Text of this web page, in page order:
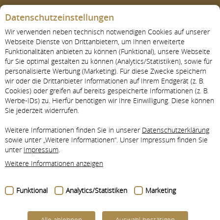
AKTUELL
Datenschutzeinstellungen
Wir verwenden neben technisch notwendigen Cookies auf unserer
Webseite Dienste von Drittanbietern, um Ihnen erweiterte
Funktionalitäten anbieten zu können (Funktional), unsere Webseite
für Sie optimal gestalten zu können (Analytics/Statistiken), sowie für
personalisierte Werbung (Marketing). Für diese Zwecke speichern
wir oder die Drittanbieter Informationen auf Ihrem Endgerät (z. B.
Cookies) oder greifen auf bereits gespeicherte Informationen (z. B.
Werbe-IDs) zu. Hierfür benötigen wir Ihre Einwilligung. Diese können
Sie jederzeit widerrufen.
Weitere Informationen finden Sie in unserer Datenschutzerklärung
sowie unter „Weitere Informationen“. Unser Impressum finden Sie
unter Impressum.
Weitere Informationen anzeigen
Funktional Analytics/Statistiken Marketing